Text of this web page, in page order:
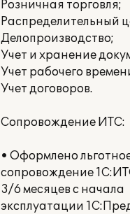
Розничная торговля;
Распределительный
Делопроизводство;
Учет и хранение
Учет рабочего
Учет договоров.
Сопровождение ИТС:
• Оформлено
сопровождение
3/6 месяцев с начала
эксплуатации